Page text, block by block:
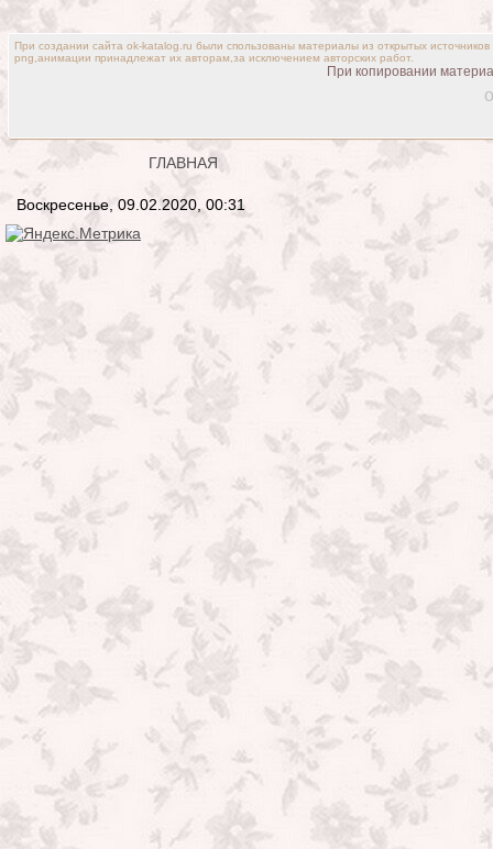
При создании сайта ok-katalog.ru были спользованы материалы из открытых
png,анимации принадлежат их авторам,за исключением авторских работ.
При копировании
ГЛАВНАЯ
Воскресенье, 09.02.2020, 00:31